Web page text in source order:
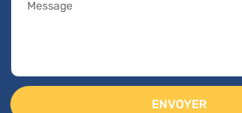
ENVOYER